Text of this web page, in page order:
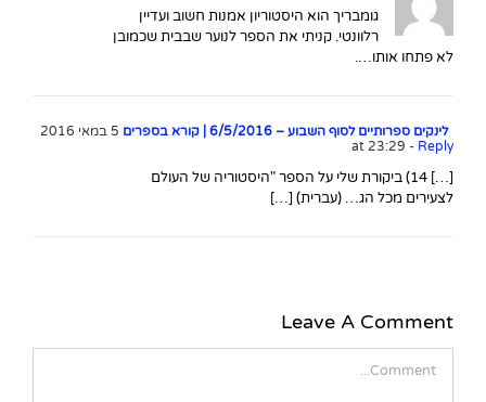
גומבריך הוא היסטוריון אמנות חשוב ועדיין
רלוונטי. קניתי את הספר לנוער שבבית שכמובן
לא פתחו אותו….
לינקים ספרותיים לסוף השבוע – 6/5/2016 | קורא בספרים
5 במאי 2016
at 23:29 - Reply
[…] 14) ביקורת שלי על הספר "היסטוריה של העולם
לצעירים מכל הג… (עברית) […]
Leave A Comment